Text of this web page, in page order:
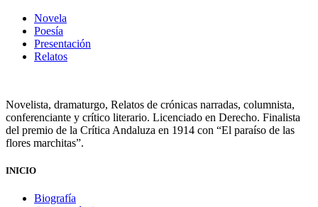
Novela
Poesía
Presentación
Relatos
Novelista, dramaturgo, Relatos de crónicas narradas, columnista,
conferenciante y crítico literario. Licenciado en Derecho. Finalista
del premio de la Crítica Andaluza en 1914 con “El paraíso de las
flores marchitas”.
INICIO
Biografía